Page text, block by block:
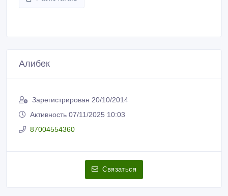
Алибек
Зарегистрирован 20/10/2014
Активность 07/11/2025 10:03
87004554360
Связаться